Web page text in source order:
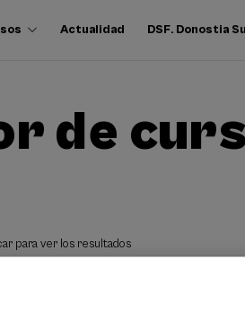
Actualidad DSF. Donostia
de
para ver los resultados